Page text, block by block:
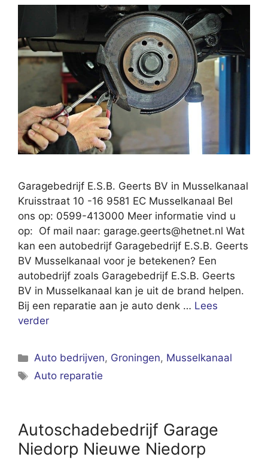
Garagebedrijf E.S.B. Geerts BV in Musselkanaal
Kruisstraat 10 -16 9581 EC Musselkanaal Bel
ons op: 0599-413000 Meer informatie vind u
op: Of mail naar: garage.geerts@hetnet.nl Wat
kan een autobedrijf Garagebedrijf E.S.B. Geerts
BV Musselkanaal voor je betekenen? Een
autobedrijf zoals Garagebedrijf E.S.B. Geerts
BV in Musselkanaal kan je uit de brand helpen.
Bij een reparatie aan je auto denk … Lees
verder
Categorieën
Auto bedrijven, Groningen, Musselkanaal
Tags
Auto reparatie
Autoschadebedrijf Garage
Niedorp Nieuwe Niedorp